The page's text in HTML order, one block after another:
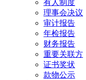
有人制度
理事会决议
审计报告
年检报告
财务报告
重要关联方
证书奖状
款物公示